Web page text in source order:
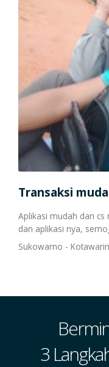
Transaksi
Aplikasi mudah dan cs
dan aplikasi nya,
Sukowarno -
3